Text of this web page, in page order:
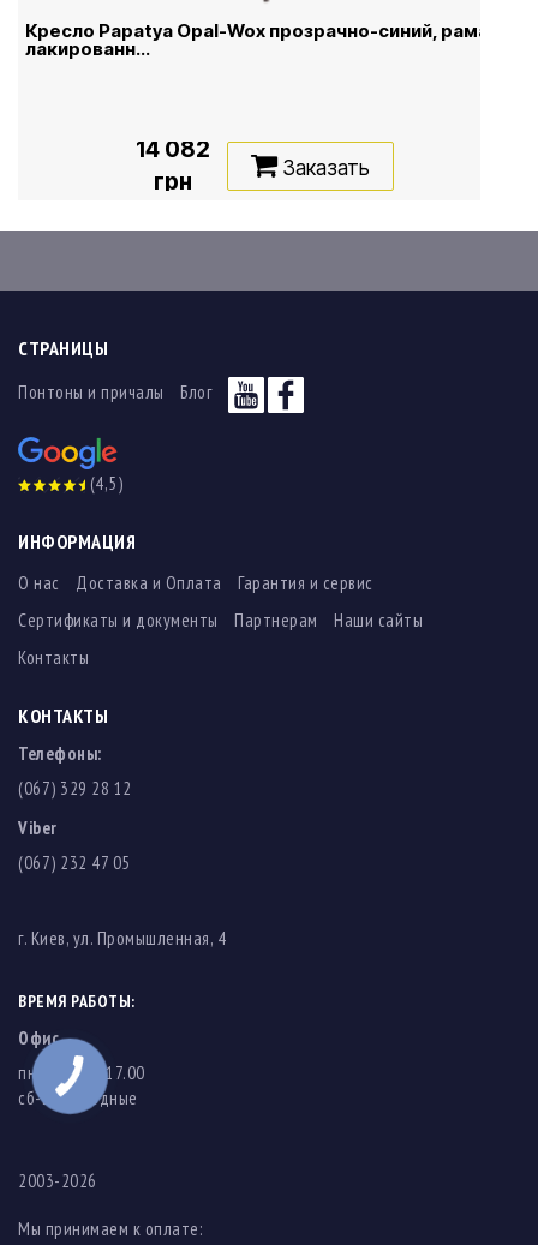
Кресло Papatya Opal-Wox прозрачно-синий, рама
лакированн...
14 082
грн
Заказать
СТРАНИЦЫ
Понтоны и причалы Блог
(4,5)
ИНФОРМАЦИЯ
О нас Доставка и Оплата
Гарантия и сервис
Сертификаты и документы
Партнерам
Наши сайты
Контакты
КОНТАКТЫ
Телефоны:
(067) 329 28 12
Viber
(067) 232 47 05
г. Киев, ул. Промышленная, 4
ВРЕМЯ РАБОТЫ:
Офис
пн-пт: 8.00-17.00
cб-вс: выходные
2003-2026
Мы принимаем к оплате: